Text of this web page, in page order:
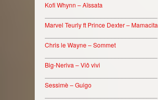
Kofi Whynn – Aïssata
Marvel Teurly ft Prince Dexter – Mamacita
Chris le Wayne – Sommet
Big-Neriva – Viô vivi
Sessimè – Guigo